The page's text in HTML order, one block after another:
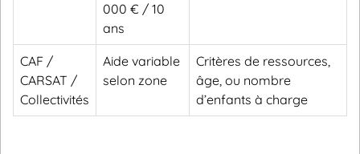
000 € / 10
ans
CAF /
CARSAT /
Collectivités
Aide variable
selon zone
Critères de ressources,
âge, ou nombre
d’enfants à charge